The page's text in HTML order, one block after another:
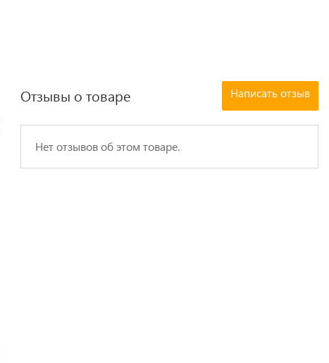
Отзывы о товаре Написать отзыв
Нет отзывов об этом товаре.